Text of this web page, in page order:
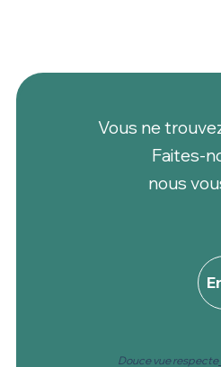
Vous ne
Faites-
nous
Douce vue respecte